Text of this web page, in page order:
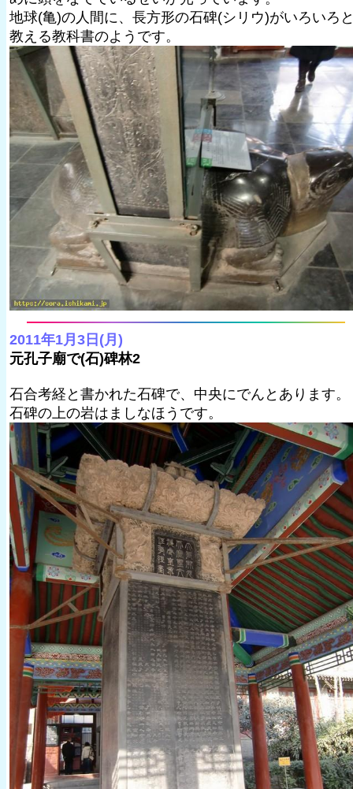
地球(亀)の人間に、長方形の石碑(シリウ)がいろいろ
教える教科書のようです。
2011年1月3日(月)
元孔子廟で(石)碑林2
石合考経と書かれた石碑で、中央にでんとあります。
石碑の上の岩はましなほうです。